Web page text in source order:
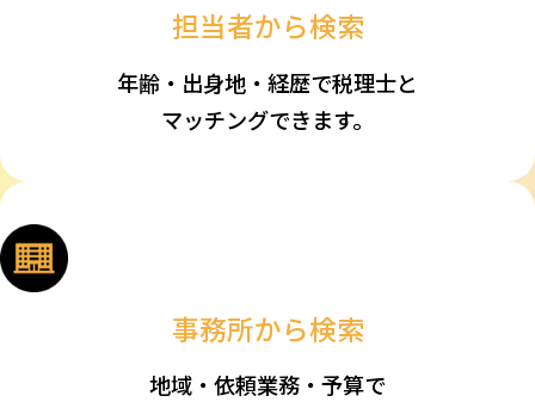
担当者から検索
年齢・出身地・経歴で税理士と
マッチングできます。
事務所から検索
地域・依頼業務・予算で